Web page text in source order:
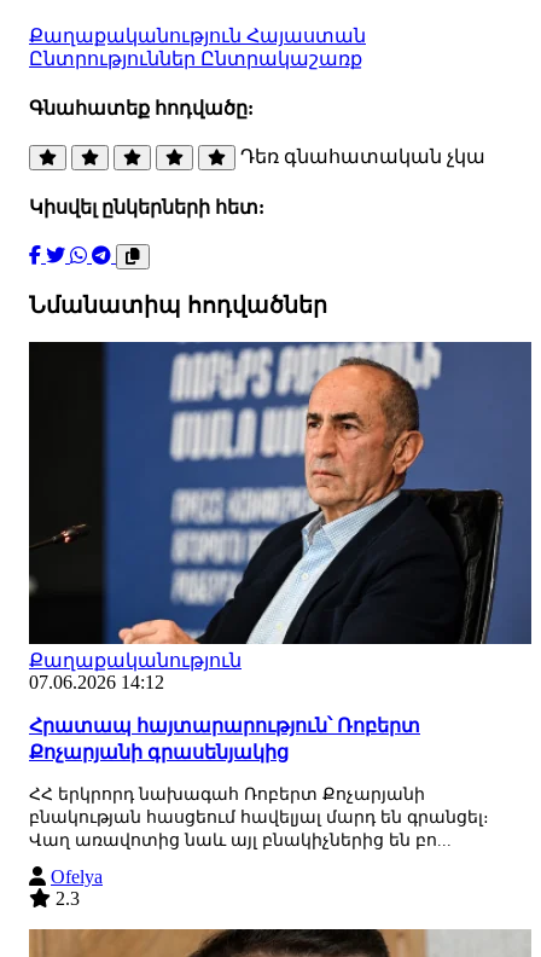
Քաղաքականություն Հայաստան
Ընտրություններ Ընտրակաշառք
Գնահատեք հոդվածը:
Դեռ գնահատական չկա
Կիսվել ընկերների հետ:
Նմանատիպ հոդվածներ
Քաղաքականություն
07.06.2026 14:12
Հրատապ հայտարարություն՝ Ռոբերտ
Քոչարյանի գրասենյակից
ՀՀ երկրորդ նախագահ Ռոբերտ Քոչարյանի
բնակության հասցեում հավելյալ մարդ են գրանցել։
Վաղ առավոտից նաև այլ բնակիչներից են բո...
Ofelya
2.3